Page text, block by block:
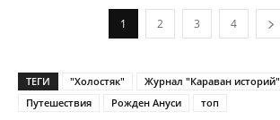
1 2 3 4
ТЕГИ "Холостяк" Журнал "Караван историй"
Путешествия
Рожден Ануси топ